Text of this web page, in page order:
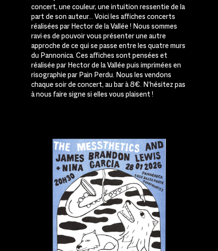
concert, une couleur, une intuition ressentie de la
part de son auteur… Voici les affiches concerts
réalisées par Hector de la Vallée ! Nous sommes
ravi·es de pouvoir vous présenter une autre
approche de ce qui se passe entre les quatre murs
du Pannonica. Ces affiches sont pensées et
réalisée par Hector de la Vallée puis imprimées en
risographie par Pain Perdu. Nous les vendons
chaque soir de concert, au bar à 8€. N’hésitez pas
à nous faire signe si elles vous plaisent !